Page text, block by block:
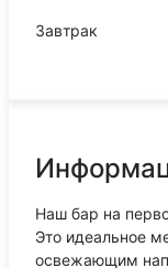
Завтрак
Наш бар на
Это идеальное
освежающим